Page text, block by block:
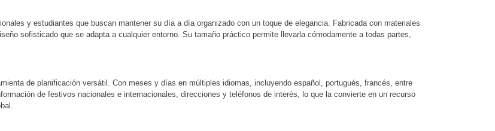
y estudiantes que buscan mantener su día a día organizado con un toque de elegancia. Fabricada con materiales
sofisticado que se adapta a cualquier entorno. Su tamaño práctico permite llevarla cómodamente a todas partes,
de planificación versátil. Con meses y días en múltiples idiomas, incluyendo español, portugués, francés, entre
de festivos nacionales e internacionales, direcciones y teléfonos de interés, lo que la convierte en un recurso